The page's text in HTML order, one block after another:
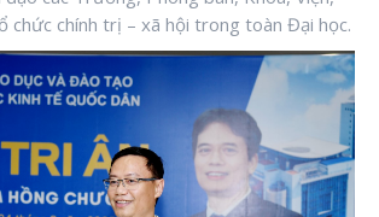
chức chính trị – xã hội trong toàn Đại học.